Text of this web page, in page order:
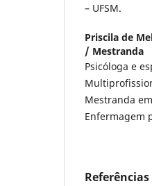
– UFSM.
Priscila de
/ Mestranda
Psicóloga e
Mestranda
Enfermagem
Referências